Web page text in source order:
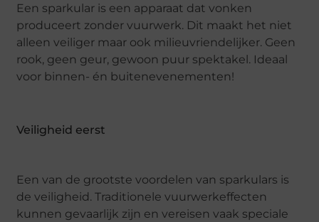
Een sparkular is een apparaat dat vonken
produceert zonder vuurwerk. Dit maakt het niet
alleen veiliger maar ook milieuvriendelijker. Geen
rook, geen geur, gewoon puur spektakel. Ideaal
voor binnen- én buitenevenementen!
Veiligheid eerst
Een van de grootste voordelen van sparkulars is
de veiligheid. Traditionele vuurwerkeffecten
kunnen gevaarlijk zijn en vereisen vaak speciale